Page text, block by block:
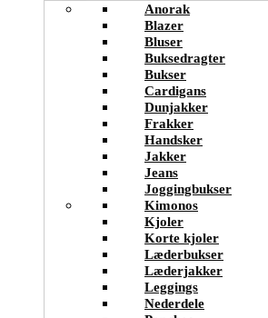
Anorak
Blazer
Bluser
Buksedragter
Bukser
Cardigans
Dunjakker
Frakker
Handsker
Jakker
Jeans
Joggingbukser
Kimonos
Kjoler
Korte kjoler
Læderbukser
Læderjakker
Leggings
Nederdele